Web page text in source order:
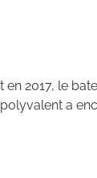
2017, le
polyvalent a